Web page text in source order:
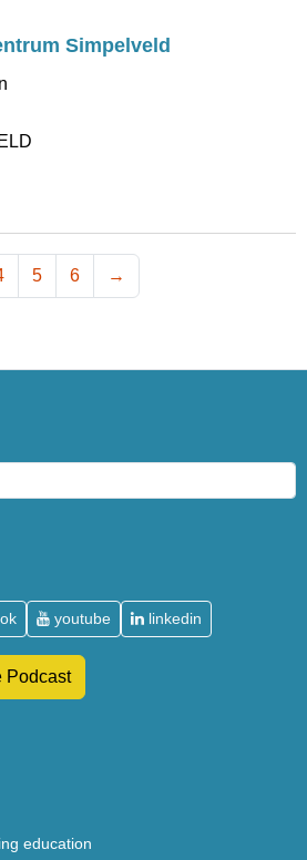
Simpelveld
5 6 →
youtube linkedin
Podcast
education